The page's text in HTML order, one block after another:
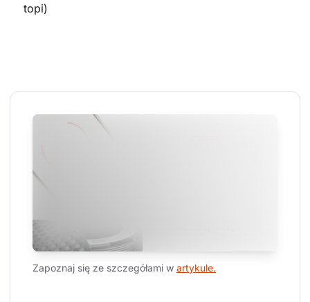
topi)
Zapoznaj się ze szczegółami w artykule.